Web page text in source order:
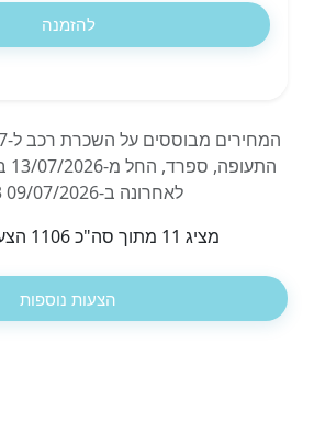
להזמנה
לאחרונה ב-09/07/2026 16:33.
מציג 11 מתוך סה"כ 1106 הצעות שמצאנו
הצעות נוספות